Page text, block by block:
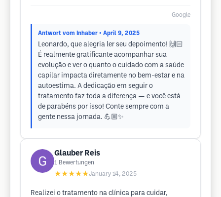
Google
Antwort vom Inhaber • April 9, 2025
Leonardo, que alegria ler seu depoimento! 🙌🏻
É realmente gratificante acompanhar sua
evolução e ver o quanto o cuidado com a saúde
capilar impacta diretamente no bem-estar e na
autoestima. A dedicação em seguir o
tratamento faz toda a diferença — e você está
de parabéns por isso! Conte sempre com a
gente nessa jornada. 💪🏼✨
Glauber Reis
1 Bewertungen
★★★★★January 14, 2025
Realizei o tratamento na clínica para cuidar,